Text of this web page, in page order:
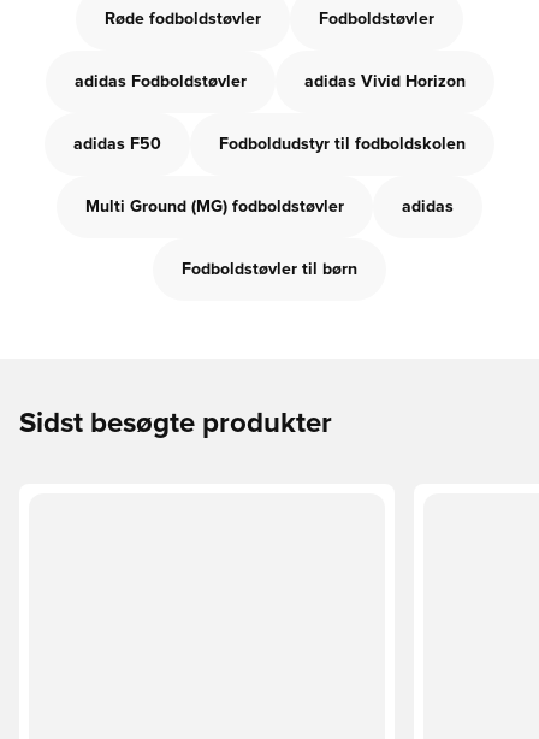
Røde fodboldstøvler Fodboldstøvler
adidas Fodboldstøvler adidas Vivid Horizon
adidas F50 Fodboldudstyr til fodboldskolen
Multi Ground (MG) fodboldstøvler adidas
Fodboldstøvler til børn
Sidst besøgte produkter